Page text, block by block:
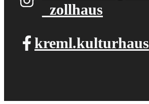
_zollhaus
kreml.kulturhaus